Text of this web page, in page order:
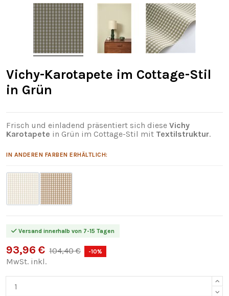
Vichy-Karotapete im Cottage-Stil
in Grün
Frisch und einladend präsentiert sich diese Vichy
Karotapete in Grün im Cottage-Stil mit Textilstruktur.
IN ANDEREN FARBEN ERHÄLTLICH:
Versand innerhalb von 7-15 Tagen
93,96 € 104,40 € -10%
MwSt. inkl.